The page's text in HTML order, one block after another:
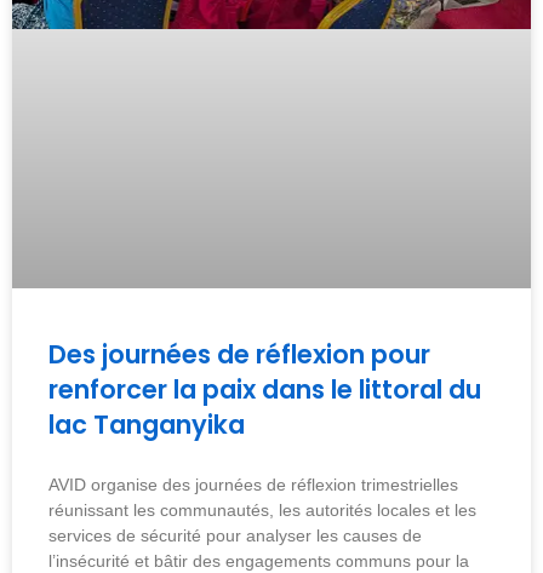
Des journées de réflexion pour
renforcer la paix dans le littoral du
lac Tanganyika
AVID organise des journées de réflexion trimestrielles
réunissant les communautés, les autorités locales et les
services de sécurité pour analyser les causes de
l’insécurité et bâtir des engagements communs pour la